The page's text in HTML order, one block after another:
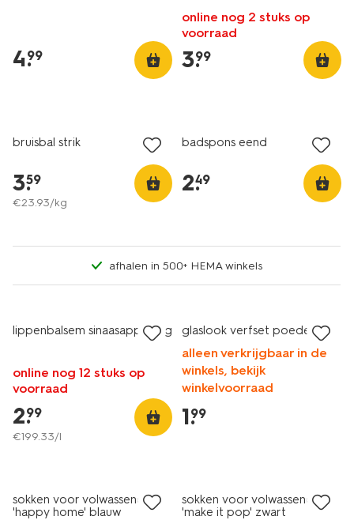
4.
99
online nog 2 stuks op
voorraad
3.
99
bruisbal strik
3.
59
€23.93/kg
badspons eend
2.
49
afhalen in 500+ HEMA winkels
lippenbalsem sinaasappel 15g
online nog 12 stuks op
voorraad
2.
99
€199.33/l
glaslook verfset poedel
alleen verkrijgbaar in de
winkels, bekijk
winkelvoorraad
1.
99
sokken voor volwassenen
'happy home' blauw
sokken voor volwassenen
'make it pop' zwart